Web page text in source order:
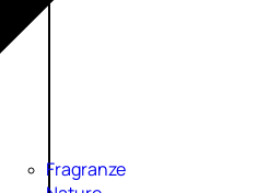
Fragranze